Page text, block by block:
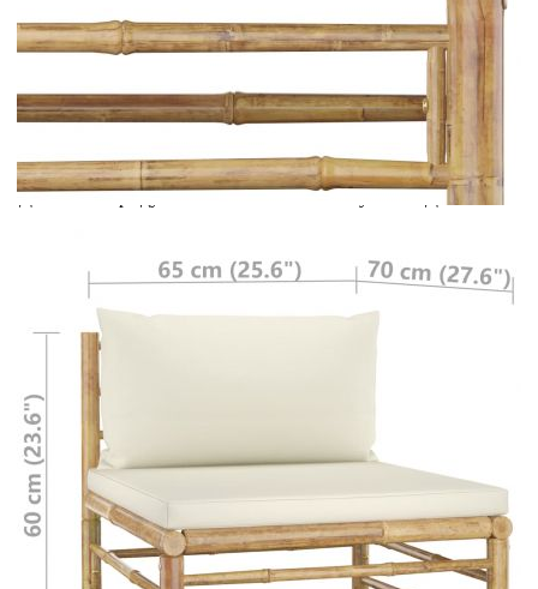
Предоставената таблица е с информационна цел.
Добавете продукта в количката си с бутона "Добави в
количката" и при поръчка ще можете да изберете броя
вноски на кредита.
Предоставената таблица е с информационна цел.
Добавете продукта в количката си с бутона "Добави в
Когато плащате с NewPay, всъщност NewPay плаща
поръчката Ви вместо Вас. Вие я получавате и
разполагате с три начина да я платите към тях:
Отложено до 30 дни от момента на изпращане на
поръчката без оскъпяване. За покупки на стойност до
400 лв. / €204,52
Плащане на 4 вноски. Заплащате 20% от стойността на
поръчката си на момента с карта. Останалата сума се
разделя на 3 равни месечни вноски без оскъпяване. За
покупки на стойност до 1000 лв. / €511.31
Плащане на 6 вноски. Стойността на поръчката се
разпределя в 6 равни месечни вноски с оскъпяване. За
покупки на стойност до 2000 лв. / €1022.61